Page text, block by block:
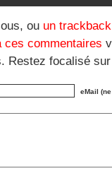
ou un trackback
ces commentaires
Restez focalisé
eMail